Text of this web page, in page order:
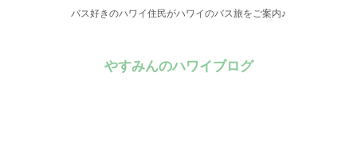
バス好きのハワイ住民がハワイのバス旅をご案内♪
やすみんのハワイブログ